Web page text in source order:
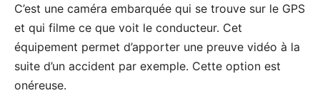
C’est une caméra embarquée qui se trouve sur le GPS
et qui filme ce que voit le conducteur. Cet
équipement permet d’apporter une preuve vidéo à la
suite d’un accident par exemple. Cette option est
onéreuse.